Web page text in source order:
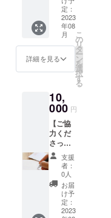
の名前
を呼ば
せてい
ただき
ます】
ご協力
いただ
いた皆
謝の気
持ちを
込めて
YouTub
eの通常
動画内
でお名
前を呼
ばせて
いただ
きます
・動画
と動画
定：
2023
年08
月
詳細を見る
こ
の
リ
タ
ー
ン
を
選
択
す
る
10,
000 円
【ご協
力くだ
さった
方々に
感謝の
気持ち
を込め
てお礼
のメー
ルを送
支援
者：
0人
お届
け予
定：
2023